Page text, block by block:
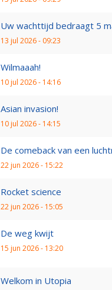
Uw wachttijd bedraagt 5
13 jul 2026 - 09:23
Wilmaaah!
10 jul 2026 - 14:16
Asian invasion!
10 jul 2026 - 14:15
De comeback van een
22 jun 2026 - 15:22
Rocket science
22 jun 2026 - 15:05
De weg kwijt
15 jun 2026 - 13:20
Welkom in Utopia